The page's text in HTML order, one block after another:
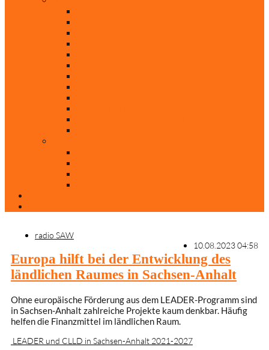
radio SAW
10.08.2023 04:58
Europa hilft bei der Entwicklung des
ländlichen Raumes in Sachsen-Anhalt
Ohne europäische Förderung aus dem LEADER-Programm sind
in Sachsen-Anhalt zahlreiche Projekte kaum denkbar. Häufig
helfen die Finanzmittel im ländlichen Raum.
LEADER und CLLD in Sachsen-Anhalt 2021-2027